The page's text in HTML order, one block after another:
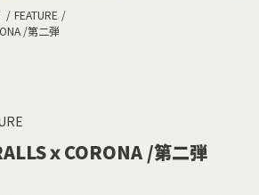
FEATURE
/第二弾
ｘCORONA /第二弾